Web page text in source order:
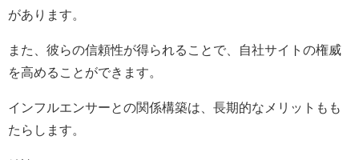
があります。
また、彼らの信頼性が得られることで、自社サイトの権威
を高めることができます。
インフルエンサーとの関係構築は、長期的なメリットもも
たらします。